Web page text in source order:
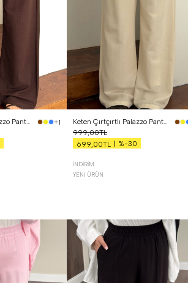
Keten Çırtçırtlı Palazzo Pantolon Kahverengi
+1
Keten Çırtçırtlı Palazzo Pantolon Bej
999,00TL
699,00TL
%-30
İNDIRIM
YENI ÜRÜN